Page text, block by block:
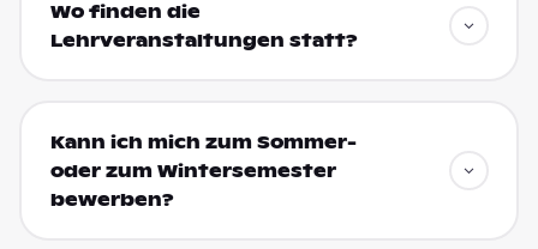
Wo finden die
Lehrveranstaltungen statt?
Kann ich mich zum Sommer-
oder zum Wintersemester
bewerben?